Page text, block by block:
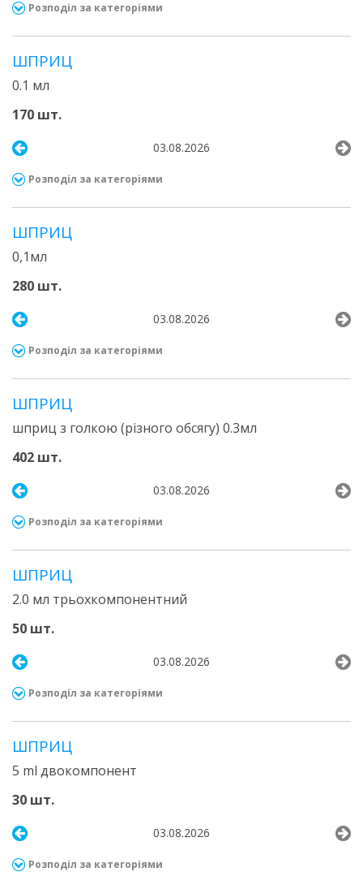
Розподіл за категоріями
ШПРИЦ
0.1 мл
170 шт.
03.08.2026
Розподіл за категоріями
ШПРИЦ
0,1мл
280 шт.
03.08.2026
Розподіл за категоріями
ШПРИЦ
шприц з голкою (різного обсягу) 0.3мл
402 шт.
03.08.2026
Розподіл за категоріями
ШПРИЦ
2.0 мл трьохкомпонентний
50 шт.
03.08.2026
Розподіл за категоріями
ШПРИЦ
5 ml двокомпонент
30 шт.
03.08.2026
Розподіл за категоріями